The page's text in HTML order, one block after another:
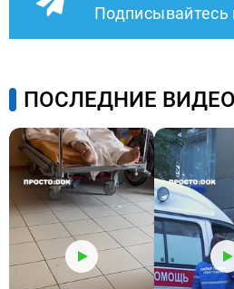
Подписывайтесь
ПОСЛЕДНИЕ ВИДЕО